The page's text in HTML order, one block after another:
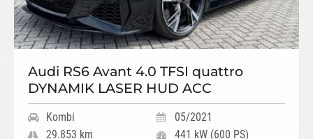
Audi RS6 Avant 4.0 TFSI quattro
DYNAMIK LASER HUD ACC
Kombi
05/2021
29.853 km
441 kW (600 PS)